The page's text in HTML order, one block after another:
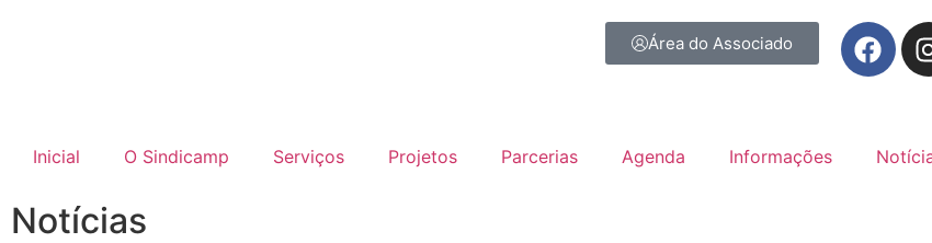
Área do Associado
Inicial O Sindicamp Serviços Projetos Parcerias Agenda Informações
Notícias